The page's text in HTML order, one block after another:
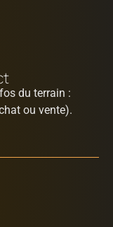
du terrain :
ou vente).